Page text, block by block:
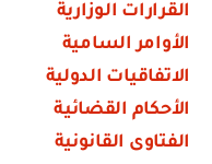
القرارات الوزارية
الأوامر السامية
الاتفاقيات الدولية
الأحكام القضائية
الفتاوى القانونية